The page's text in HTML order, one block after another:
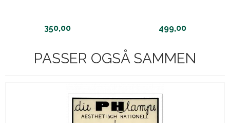
350,00 499,00
PASSER OGSÅ SAMMEN